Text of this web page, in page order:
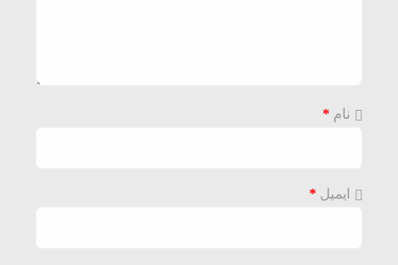
نام *
ایمیل *